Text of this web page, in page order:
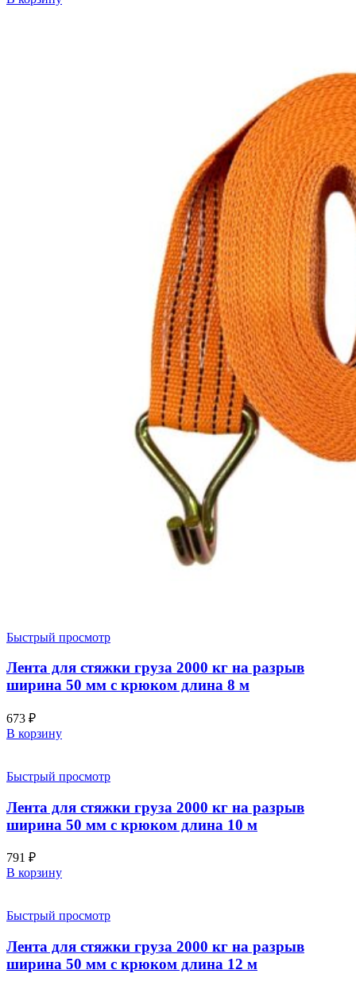
Быстрый просмотр
Лента для стяжки груза 2000 кг на разрыв
ширина 50 мм с крюком длина 8 м
673 ₽
В корзину
Быстрый просмотр
Лента для стяжки груза 2000 кг на разрыв
ширина 50 мм с крюком длина 10 м
791 ₽
В корзину
Быстрый просмотр
Лента для стяжки груза 2000 кг на разрыв
ширина 50 мм с крюком длина 12 м